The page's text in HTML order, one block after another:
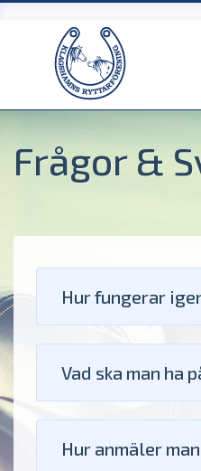
huvudinnehåll
Frågor &
Hur fungerar
Vad ska man ha
Hur anmäler